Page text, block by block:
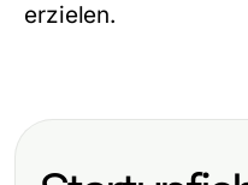
erzielen.